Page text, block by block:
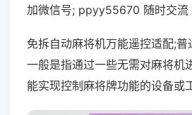
加微信号; ppyy55670 随时交流
免拆自动麻将机万能遥控适配;
一般是指通过一些无需对麻将机
能实现控制麻将牌功能的设备或